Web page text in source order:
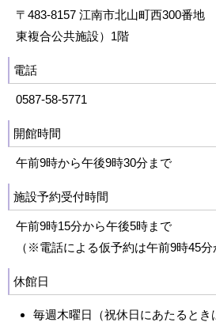
〒483-8157 江南市北山町西300番地
東複合公共施設）1階
電話
0587-58-5771
開館時間
午前9時から午後9時30分まで
施設予約受付時間
午前9時15分から午後5時まで
（※電話による仮予約は午前9時45分
休館日
毎週木曜日（祝休日にあたるとき